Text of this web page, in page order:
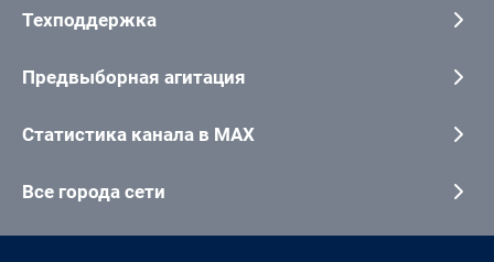
Техподдержка
Предвыборная агитация
Статистика канала в MAX
Все города сети